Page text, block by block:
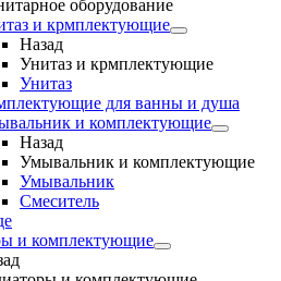
оборудование
и крмплектующие
Назад
Унитаз и крмплектующие
Унитаз
для ванны и душа
и комплектующие
Назад
Умывальник и комплектующие
Умывальник
Смеситель
и комплектующие